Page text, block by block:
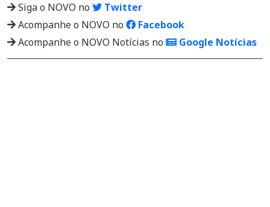
Siga o NOVO no
Twitter
Acompanhe o NOVO no
Facebook
Acompanhe o NOVO Notícias no
Google Notícias